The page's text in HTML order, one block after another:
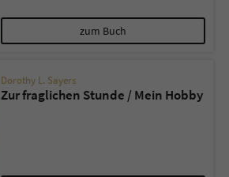
zum Buch
Dorothy L. Sayers
Zur fraglichen Stunde / Mein Hobby